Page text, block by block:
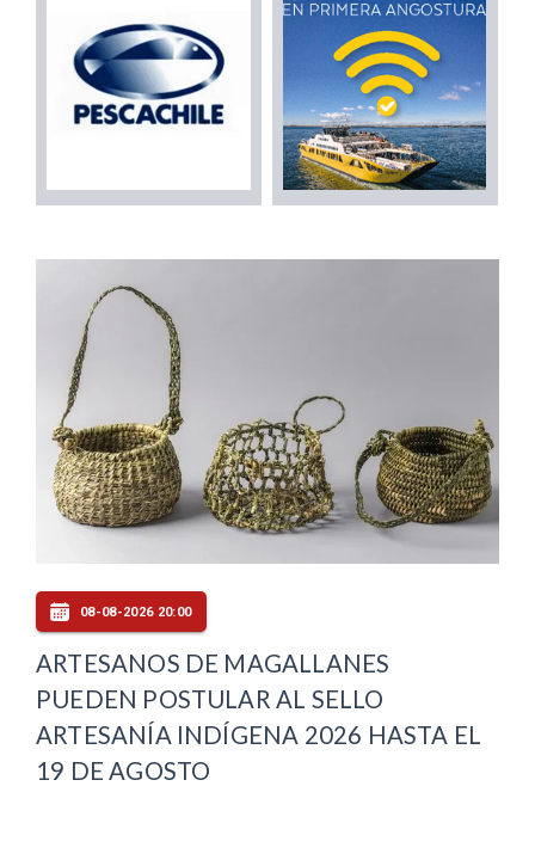
08-08-2026 20:00
ARTESANOS DE MAGALLANES
PUEDEN POSTULAR AL SELLO
ARTESANÍA INDÍGENA 2026 HASTA EL
19 DE AGOSTO